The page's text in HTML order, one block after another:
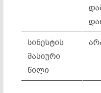
სინესტის
მასიური
წილი